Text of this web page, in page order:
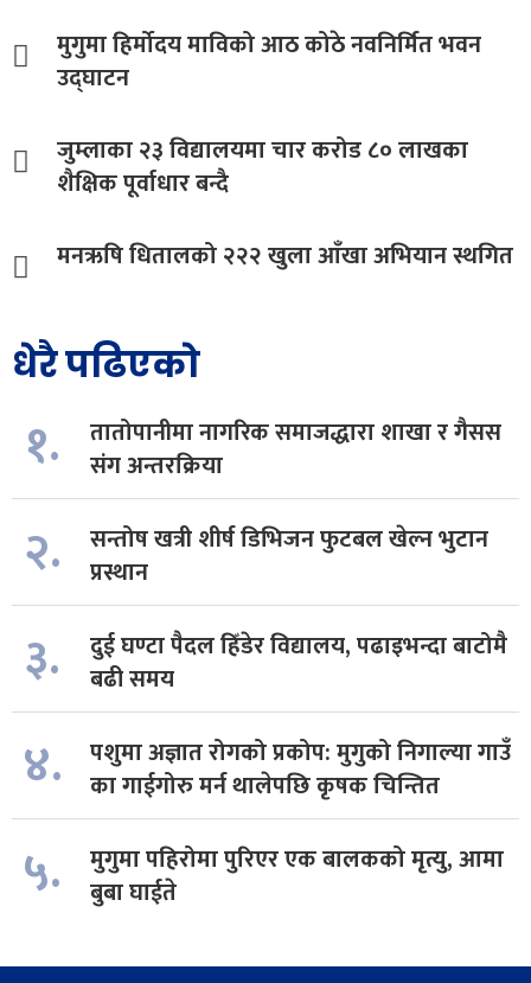
मुगुमा हिर्मोदय माविको आठ कोठे नवनिर्मित भवन
उद्घाटन
जुम्लाका २३ विद्यालयमा चार करोड ८० लाखका
शैक्षिक पूर्वाधार बन्दै
मनऋषि धितालको २२२ खुला आँखा अभियान स्थगित
धेरै पढिएको
१.
तातोपानीमा नागरिक समाजद्धारा शाखा र गैसस
संग अन्तरक्रिया
२.
सन्तोष खत्री शीर्ष डिभिजन फुटबल खेल्न भुटान
प्रस्थान
३.
दुई घण्टा पैदल हिँडेर विद्यालय, पढाइभन्दा बाटोमै
बढी समय
४.
पशुमा अज्ञात रोगको प्रकोप: मुगुको निगाल्या गाउँ
का गाईगोरु मर्न थालेपछि कृषक चिन्तित
५.
मुगुमा पहिरोमा पुरिएर एक बालकको मृत्यु, आमा
बुबा घाईते